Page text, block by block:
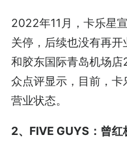
2022年11月，卡乐星
关停，后续也没有再
和胶东国际青岛机场
众点评显示，目前，
营业状态。
2、FIVE GUYS：曾